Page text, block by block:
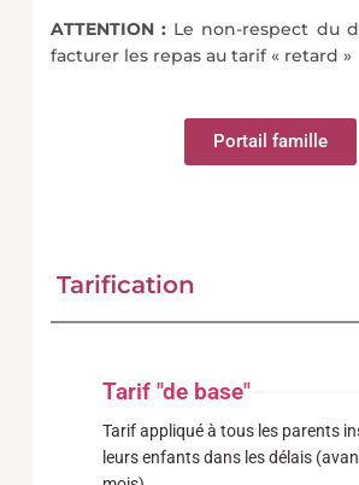
ATTENTION : Le non-respect du
facturer les repas au tarif « retard »
Portail famille
Tarification
Tarif "de base"
Tarif appliqué à tous les parents
leurs enfants dans les délais